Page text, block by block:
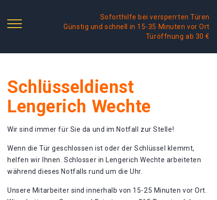
Soforthilfe bei versperrten Türen
Günstig und schnell in 15-35 Minuten vor Ort
Türöffnung ab 30 €
Schlüsseldienst
Lengerich Wechte
Wir sind immer für Sie da und im Notfall zur Stelle!
Wenn die Tür geschlossen ist oder der Schlüssel klemmt,
helfen wir Ihnen. Schlosser in Lengerich Wechte arbeiteten
während dieses Notfalls rund um die Uhr.
Unsere Mitarbeiter sind innerhalb von 15-25 Minuten vor Ort.